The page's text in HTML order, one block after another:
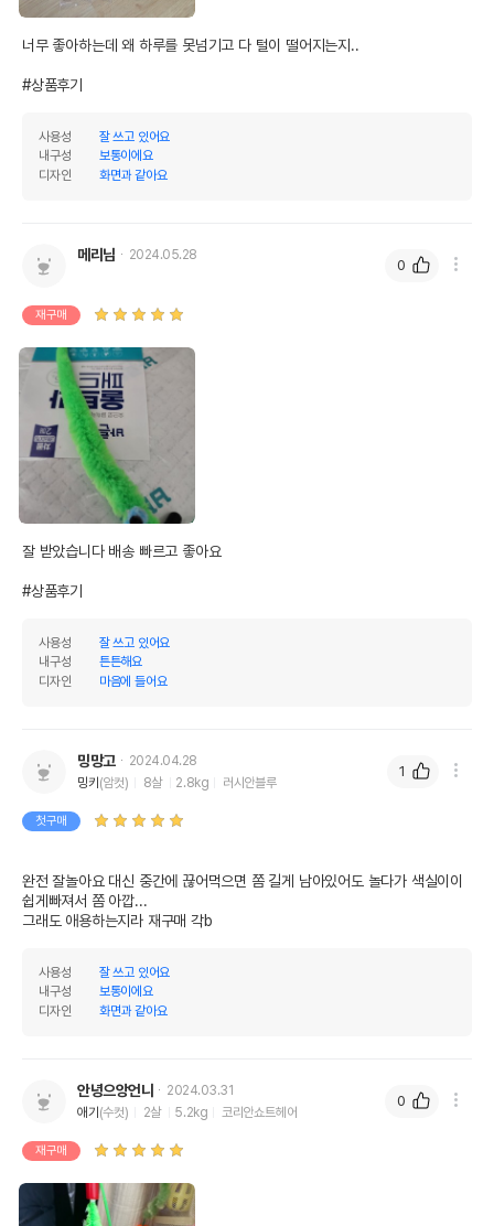
너무 좋아하는데 왜 하루를 못넘기고 다 털이 떨어지는지..
#상품후기
사용성
잘 쓰고 있어요
내구성
보통이에요
디자인
화면과 같아요
메리님 2024.05.28
재구매
잘 받았습니다 배송 빠르고 좋아요
#상품후기
사용성
잘 쓰고 있어요
내구성
튼튼해요
디자인
마음에 들어요
0
밍망고
2024.04.28
밍키(암컷) 8살 2.8kg 러시안블루
첫구매
완전 잘놀아요 대신 중간에 끊어먹으면 쫌 길게 남아있어도 놀다가 색실이이
쉽게빠져서 쫌 아깝...
그래도 애용하는지라 재구매 각b
사용성
잘 쓰고 있어요
내구성
보통이에요
디자인
화면과 같아요
1
안녕으앙언니
2024.03.31
애기(수컷) 2살 5.2kg 코리안쇼트헤어
재구매
0